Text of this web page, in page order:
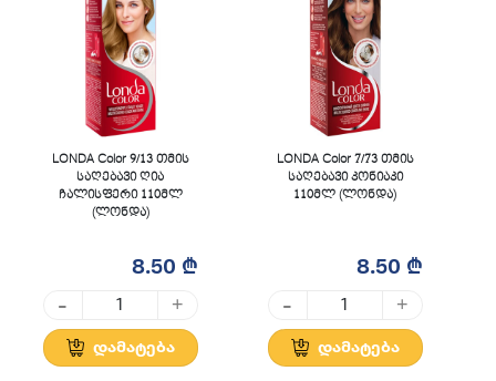
LONDA Color 9/13 თმის
საღებავი ღია
ჩალისფერი 110მლ
(ლონდა)
8.50 ₾
- +
დამატება
LONDA Color 7/73 თმის
საღებავი კონიაკი
110მლ (ლონდა)
8.50 ₾
- +
დამატება